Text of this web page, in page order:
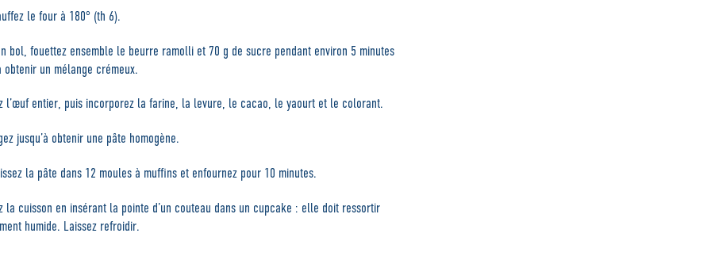
le four à 180° (th 6).
bol, fouettez ensemble le beurre ramolli et 70 g de sucre pendant environ 5 minutes
obtenir un mélange crémeux.
l’œuf entier, puis incorporez la farine, la levure, le cacao, le yaourt et le colorant.
jusqu’à obtenir une pâte homogène.
la pâte dans 12 moules à muffins et enfournez pour 10 minutes.
la cuisson en insérant la pointe d’un couteau dans un cupcake : elle doit ressortir
humide. Laissez refroidir.